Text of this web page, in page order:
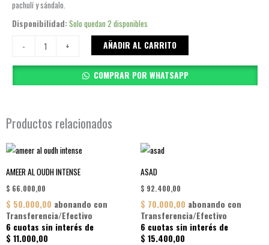
pachulí y sándalo.
Disponibilidad:Solo quedan 2 disponibles
-
YARA
+ AÑADIR AL CARRITO
COMPRAR POR WHATSAPP
Productos relacionados
AMEER AL OUDH INTENSE
$ 66.000,00
$ 50.000,00 abonando con
Transferencia/Efectivo
6 cuotas sin interés de
$ 11.000,00
ASAD
$ 92.400,00
$ 70.000,00 abonando con
Transferencia/Efectivo
6 cuotas sin interés de
$ 15.400,00